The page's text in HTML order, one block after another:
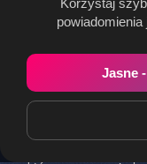
Korzystaj
Jasne
Zaloguj
Witaj w randka.scot!
Witaj na stronie
Rejestracja konta i
bezpłatne! Opcje